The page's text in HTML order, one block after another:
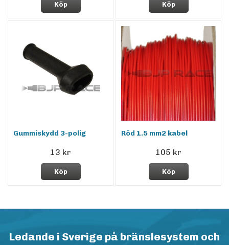
Köp Köp
Gummiskydd 3-polig
13 kr
Köp
Röd 1.5 mm2 kabel
105 kr
Köp
Ledande i Sverige på bränslesystem och